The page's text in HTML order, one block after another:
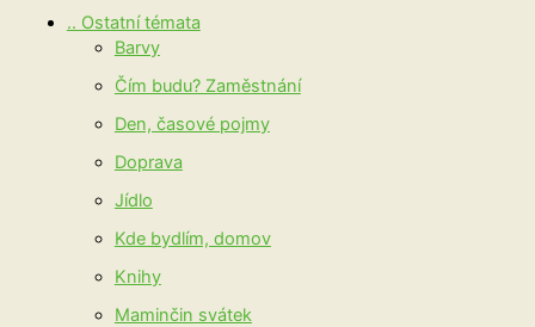
.. Ostatní témata
Barvy
Čím budu? Zaměstnání
Den, časové pojmy
Doprava
Jídlo
Kde bydlím, domov
Knihy
Maminčin svátek